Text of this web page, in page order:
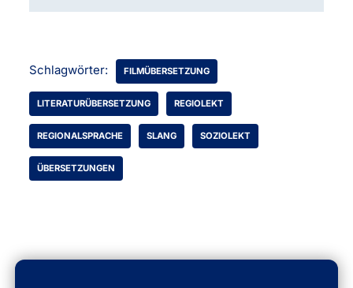
Schlagwörter: FILMÜBERSETZUNG
LITERATURÜBERSETZUNG REGIOLEKT
REGIONALSPRACHE SLANG SOZIOLEKT
ÜBERSETZUNGEN